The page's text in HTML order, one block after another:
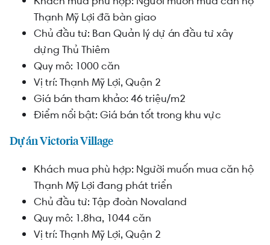
Thạnh Mỹ Lợi đã bàn giao
Chủ đầu tư: Ban Quản lý dự án đầu tư xây
dựng Thủ Thiêm
Quy mô: 1000 căn
Vị trí: Thạnh Mỹ Lợi, Quận 2
Giá bán tham khảo: 46 triệu/m2
Điểm nổi bật: Giá bán tốt trong khu vực
Dự án Victoria Village
Khách mua phù hợp: Người muốn mua căn hộ
Thạnh Mỹ Lợi đang phát triển
Chủ đầu tư: Tập đoàn Novaland
Quy mô: 1.8ha, 1044 căn
Vị trí: Thạnh Mỹ Lợi, Quận 2